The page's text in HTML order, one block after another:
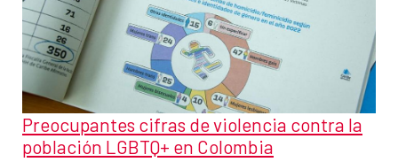
Preocupantes cifras de violencia contra la
población LGBTQ+ en Colombia